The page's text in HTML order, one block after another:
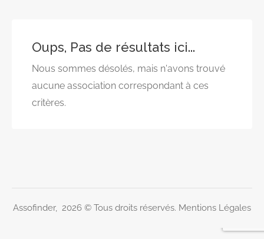
Oups, Pas de résultats ici...
Nous sommes désolés, mais n'avons trouvé
aucune association correspondant à ces
critères.
Assofinder, 2026 © Tous droits réservés. Mentions Légales